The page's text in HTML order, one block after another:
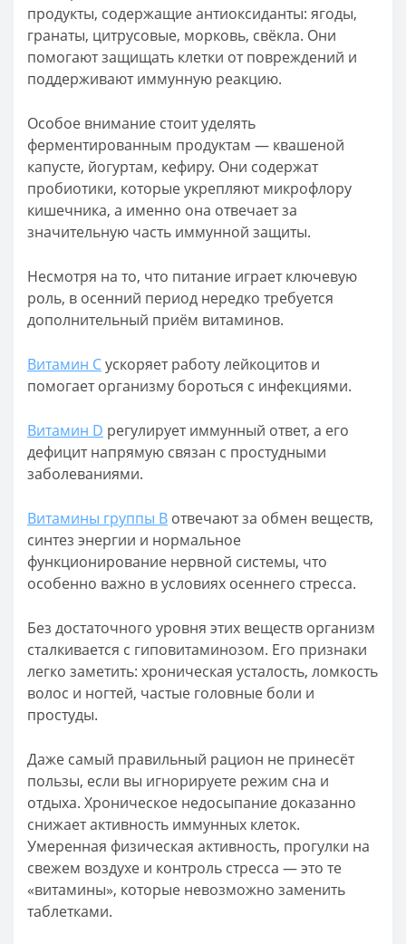
продукты, содержащие антиоксиданты: ягоды,
гранаты, цитрусовые, морковь, свёкла. Они
помогают защищать клетки от повреждений и
поддерживают иммунную реакцию.
Особое внимание стоит уделять
ферментированным продуктам — квашеной
капусте, йогуртам, кефиру. Они содержат
пробиотики, которые укрепляют микрофлору
кишечника, а именно она отвечает за
значительную часть иммунной защиты.
Несмотря на то, что питание играет ключевую
роль, в осенний период нередко требуется
дополнительный приём витаминов.
Витамин Сускоряет работу лейкоцитов и
помогает организму бороться с инфекциями.
Витамин D регулирует иммунный ответ, а его
дефицит напрямую связан с простудными
заболеваниями.
Витамины группы B отвечают за обмен веществ,
синтез энергии и нормальное
функционирование нервной системы, что
особенно важно в условиях осеннего стресса.
Без достаточного уровня этих веществ организм
сталкивается с гиповитаминозом. Его признаки
легко заметить: хроническая усталость, ломкость
волос и ногтей, частые головные боли и
простуды.
Даже самый правильный рацион не принесёт
пользы, если вы игнорируете режим сна и
отдыха. Хроническое недосыпание доказанно
снижает активность иммунных клеток.
Умеренная физическая активность, прогулки на
свежем воздухе и контроль стресса — это те
«витамины», которые невозможно заменить
таблетками.